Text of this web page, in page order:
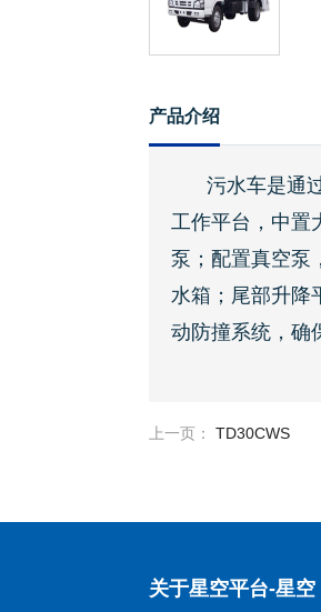
产品介绍
污水车是通
工作平台，中置
泵；配置真空泵
水箱；尾部升降
动防撞系统，确
上一页：TD30CWS
关于星空平台-星